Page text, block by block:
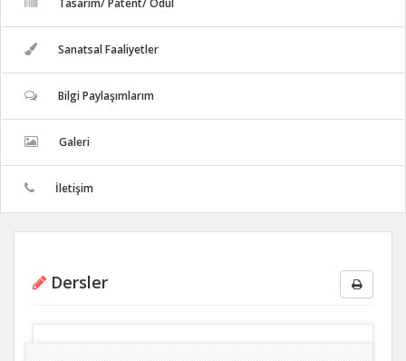
Tasarım/ Patent/ Ödül
Sanatsal Faaliyetler
Bilgi Paylaşımlarım
Galeri
İletişim
Dersler